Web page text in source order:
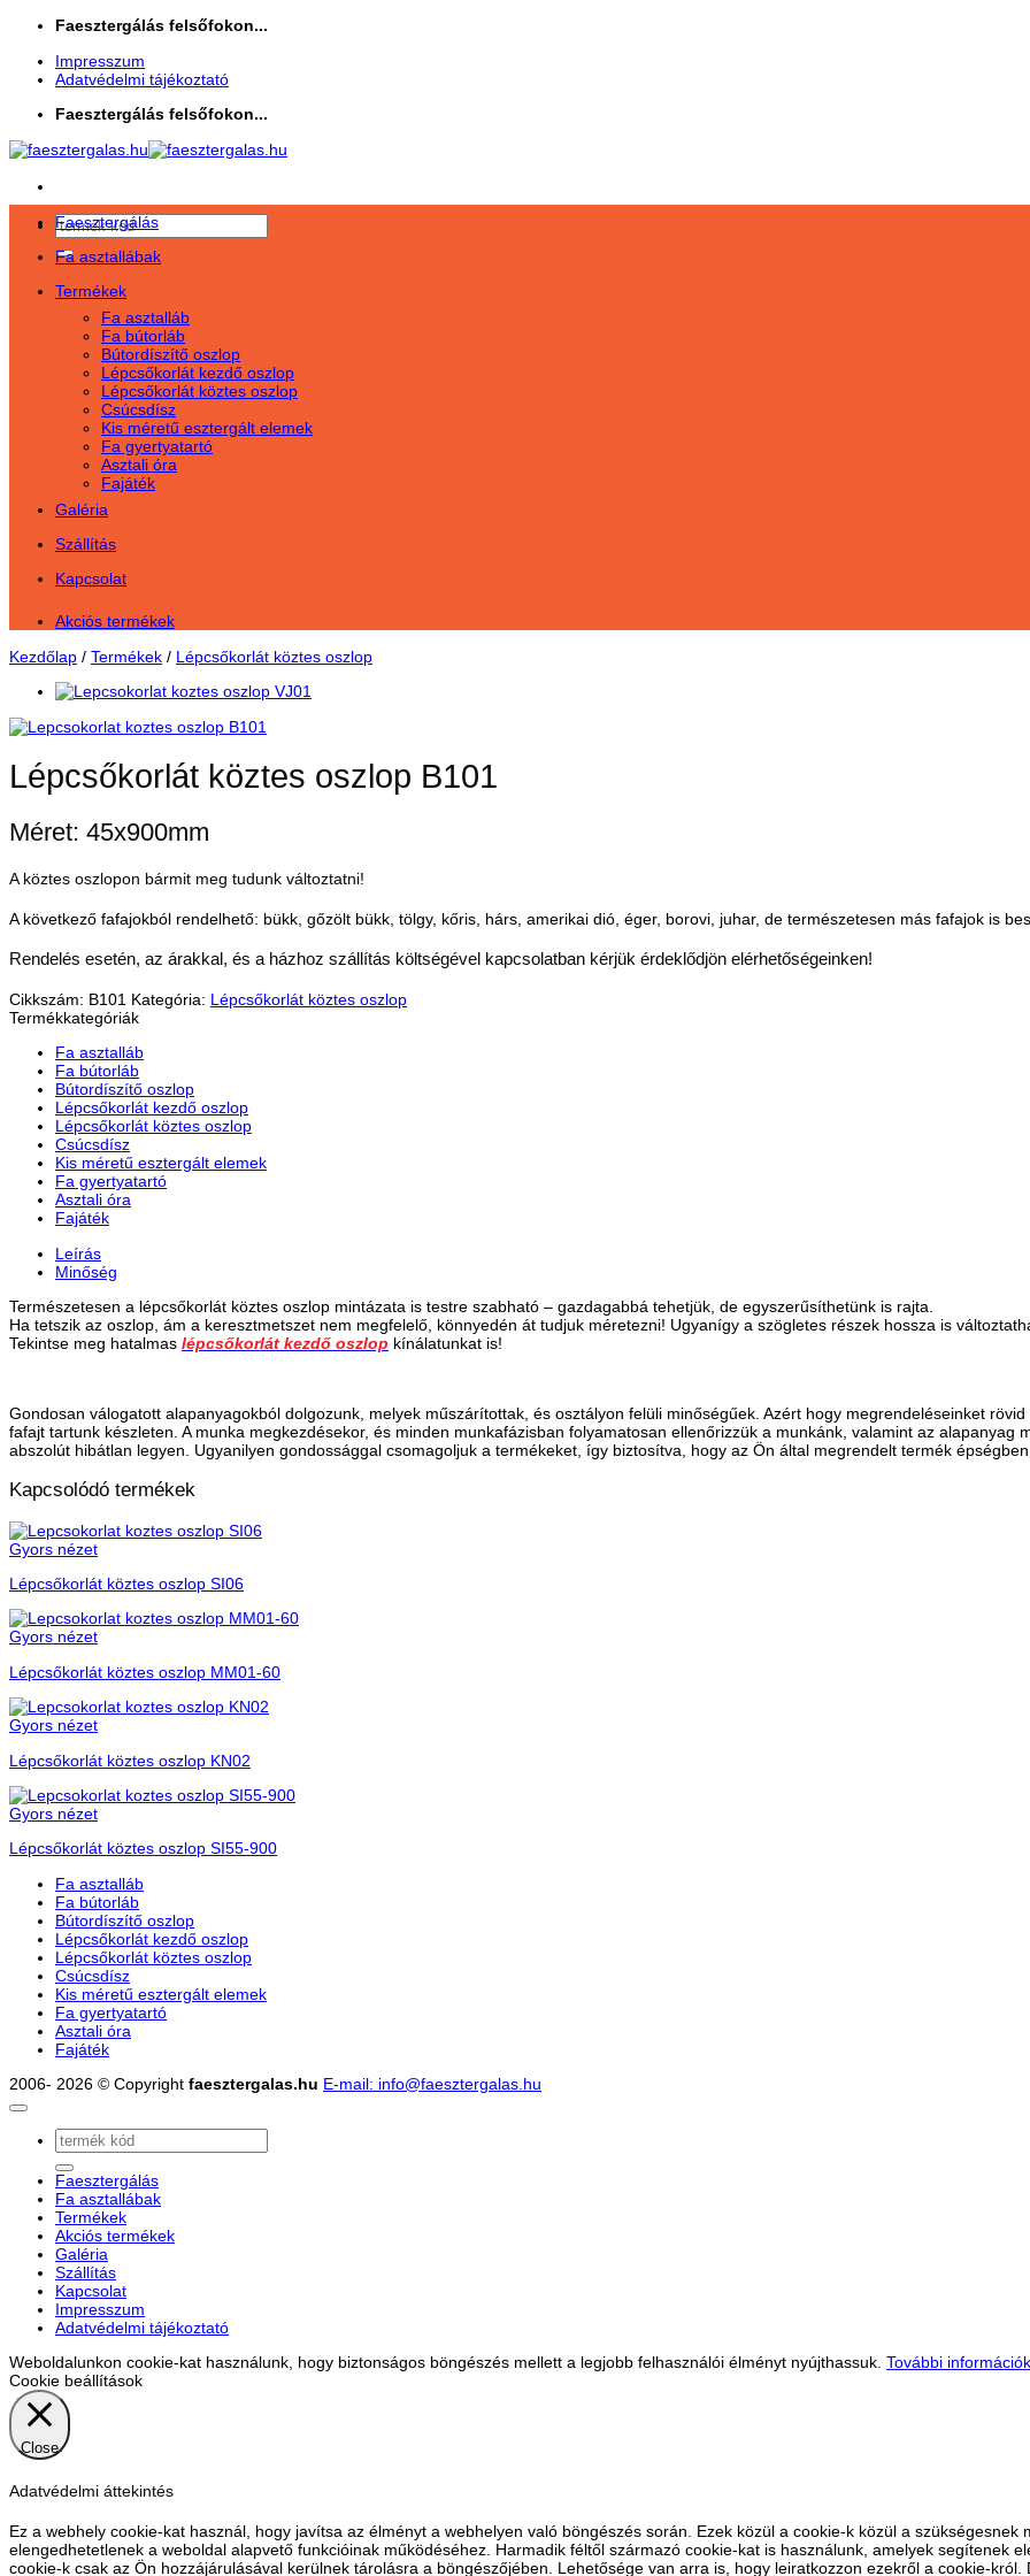
Skip
content
Faesztergálás felsőfokon...
Impresszum
Adatvédelmi tájékoztató
Faesztergálás felsőfokon...
Keresés
a
következőre:
Faesztergálás
Fa asztallábak
Termékek
Fa asztalláb
Fa bútorláb
Bútordíszítő oszlop
Lépcsőkorlát kezdő oszlop
Lépcsőkorlát köztes oszlop
Csúcsdísz
Kis méretű esztergált elemek
Fa gyertyatartó
Asztali óra
Fajáték
Galéria
Szállítás
Kapcsolat
Akciós termékek
Kezdőlap / Termékek / Lépcsőkorlát köztes oszlop
Lépcsőkorlát köztes oszlop B101
Méret: 45x900mm
A köztes oszlopon bármit meg tudunk változtatni!
A következő fafajokból rendelhető: bükk, gőzölt bükk, tölgy, kőris, hárs, amerikai dió, éger, borovi, juhar, de természetesen más fafajok is
Rendelés esetén, az árakkal, és a házhoz szállítás költségével kapcsolatban kérjük érdeklődjön elérhetőségeinken!
Cikkszám: B101 Kategória: Lépcsőkorlát köztes oszlop
Termékkategóriák
Fa asztalláb
Fa bútorláb
Bútordíszítő oszlop
Lépcsőkorlát kezdő oszlop
Lépcsőkorlát köztes oszlop
Csúcsdísz
Kis méretű esztergált elemek
Fa gyertyatartó
Asztali óra
Fajáték
Leírás
Minőség
Természetesen a lépcsőkorlát köztes oszlop mintázata is testre szabható – gazdagabbá tehetjük, de egyszerűsíthetünk is rajta.
Ha tetszik az oszlop, ám a keresztmetszet nem megfelelő, könnyedén át tudjuk méretezni! Ugyanígy a szögletes részek hossza is
Tekintse meg hatalmas lépcsőkorlát kezdő oszlop kínálatunkat is!
Gondosan válogatott alapanyagokból dolgozunk, melyek műszárítottak, és osztályon felüli minőségűek. Azért hogy megrendeléseinket
fafajt tartunk készleten. A munka megkezdésekor, és minden munkafázisban folyamatosan ellenőrizzük a munkánk, valamint az alapanyag
abszolút hibátlan legyen. Ugyanilyen gondossággal csomagoljuk a termékeket, így biztosítva, hogy az Ön által megrendelt termék épségben
Kapcsolódó termékek
Gyors nézet
Lépcsőkorlát köztes oszlop SI06
Gyors nézet
Lépcsőkorlát köztes oszlop MM01-60
Gyors nézet
Lépcsőkorlát köztes oszlop KN02
Gyors nézet
Lépcsőkorlát köztes oszlop SI55-900
Fa asztalláb
Fa bútorláb
Bútordíszítő oszlop
Lépcsőkorlát kezdő oszlop
Lépcsőkorlát köztes oszlop
Csúcsdísz
Kis méretű esztergált elemek
Fa gyertyatartó
Asztali óra
Fajáték
2006- 2026 © Copyright faesztergalas.hu E-mail: info@faesztergalas.hu
Keresés
a
következőre:
Faesztergálás
Fa asztallábak
Termékek
Akciós termékek
Galéria
Szállítás
Kapcsolat
Impresszum
Adatvédelmi tájékoztató
Weboldalunkon cookie-kat használunk, hogy biztonságos böngészés mellett a legjobb felhasználói élményt nyújthassuk. További információk
Cookie beállítások
Close
Adatvédelmi áttekintés
Ez a webhely cookie-kat használ, hogy javítsa az élményt a webhelyen való böngészés során. Ezek közül a cookie-k közül a
elengedhetetlenek a weboldal alapvető funkcióinak működéséhez. Harmadik féltől származó cookie-kat is használunk, amelyek segítenek
cookie-k csak az Ön hozzájárulásával kerülnek tárolásra a böngészőjében. Lehetősége van arra is, hogy leiratkozzon ezekről a cookie-